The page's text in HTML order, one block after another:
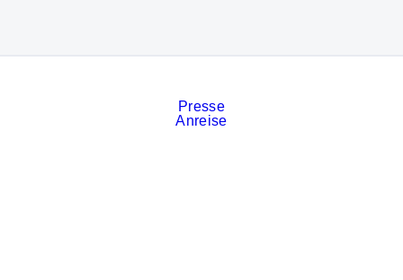
Presse
Anreise